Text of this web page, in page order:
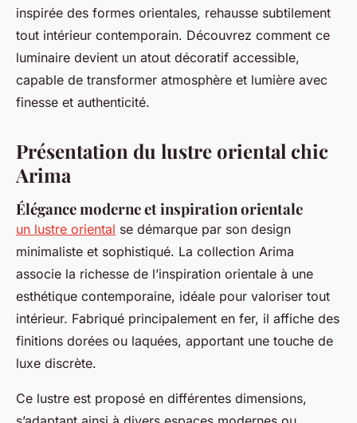
Inaya•16 octobre 2025•5 min de lecture
inspirée des formes orientales, rehausse subtilement
tout intérieur contemporain. Découvrez comment ce
luminaire devient un atout décoratif accessible,
capable de transformer atmosphère et lumière avec
finesse et authenticité.
Présentation du lustre oriental chic
Arima
Élégance moderne et inspiration orientale
un lustre oriental se démarque par son design
minimaliste et sophistiqué. La collection Arima
associe la richesse de l’inspiration orientale à une
esthétique contemporaine, idéale pour valoriser tout
intérieur. Fabriqué principalement en fer, il affiche des
finitions dorées ou laquées, apportant une touche de
luxe discrète.
Ce lustre est proposé en différentes dimensions,